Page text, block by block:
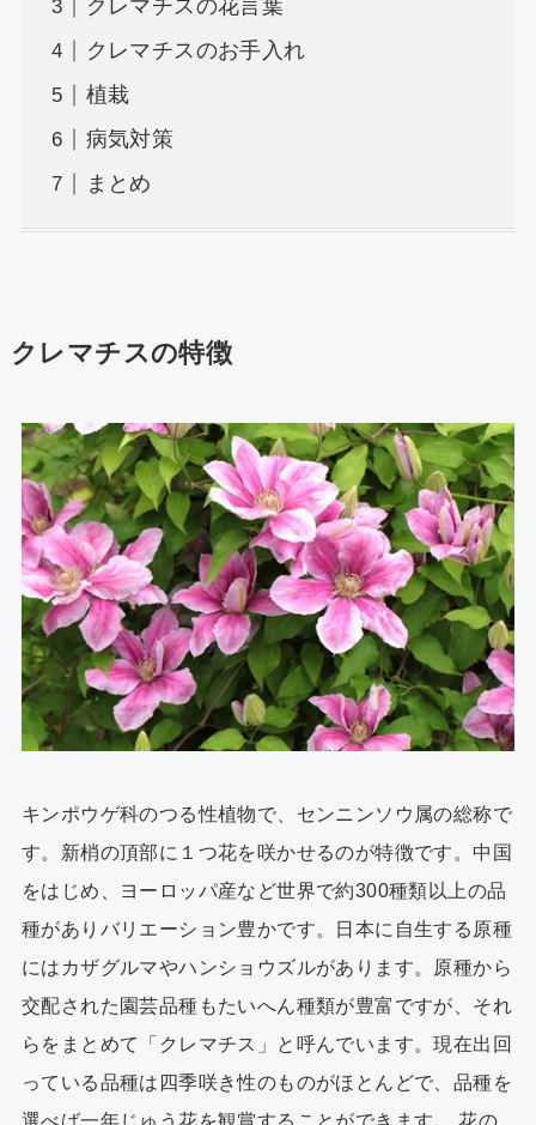
クレマチスの花言葉
クレマチスのお手入れ
植栽
病気対策
まとめ
クレマチスの特徴
キンポウゲ科のつる性植物で、センニンソウ属の総称で
す。新梢の頂部に１つ花を咲かせるのが特徴です。中国
をはじめ、ヨーロッパ産など世界で約300種類以上の品
種がありバリエーション豊かです。日本に自生する原種
にはカザグルマやハンショウズルがあります。原種から
交配された園芸品種もたいへん種類が豊富ですが、それ
らをまとめて「クレマチス」と呼んでいます。現在出回
っている品種は四季咲き性のものがほとんどで、品種を